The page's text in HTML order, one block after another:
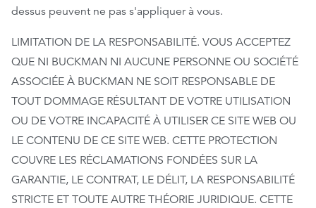
dessus peuvent ne pas s'appliquer à vous.
LIMITATION DE LA RESPONSABILITÉ. VOUS ACCEPTEZ
QUE NI BUCKMAN NI AUCUNE PERSONNE OU SOCIÉTÉ
ASSOCIÉE À BUCKMAN NE SOIT RESPONSABLE DE
TOUT DOMMAGE RÉSULTANT DE VOTRE UTILISATION
OU DE VOTRE INCAPACITÉ À UTILISER CE SITE WEB OU
LE CONTENU DE CE SITE WEB. CETTE PROTECTION
COUVRE LES RÉCLAMATIONS FONDÉES SUR LA
GARANTIE, LE CONTRAT, LE DÉLIT, LA RESPONSABILITÉ
STRICTE ET TOUTE AUTRE THÉORIE JURIDIQUE. CETTE